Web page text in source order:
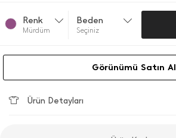
Renk
Mürdüm
Beden
Seçiniz
Görünümü Satın Al
Ürün Detayları